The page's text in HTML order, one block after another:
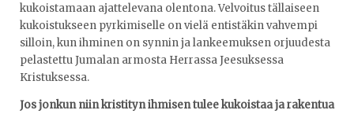
kukoistamaan ajattelevana olentona. Velvoitus tällaiseen
kukoistukseen pyrkimiselle on vielä entistäkin vahvempi
silloin, kun ihminen on synnin ja lankeemuksen orjuudesta
pelastettu Jumalan armosta Herrassa Jeesuksessa
Kristuksessa.
Jos jonkun niin kristityn ihmisen tulee kukoistaa ja rakentua